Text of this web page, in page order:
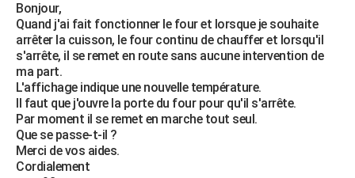
Essais
Réserver un essai
Citadines
Berlines
SUV
Forum auto
+HIGH-TECH
Mobiles
Meilleur smartphone
Internet
Ordinateurs
Jeux vidéo
Guide high-tech
+BRICOLAGE
Forum
Aménagement intérieur
Extérieur
Cuisine
Salle de bains
Jardinage
Rangement
WEEK-END
Guides de France
Escapades
Patrimoine
Expositions
Musées
Week-end nature
+LIFESTYLE
Art de vivre
Bien-être
Loisirs
ModeModes de vie
SANTE
Bonjour,
Quand j'ai fait fonctionner le four et lorsque je souhaite
arrêter la cuisson, le four continu de chauffer et lorsqu'il
s'arrête, il se remet en route sans aucune intervention de
ma part.
L'affichage indique une nouvelle température.
Il faut que j'ouvre la porte du four pour qu'il s'arrête.
Par moment il se remet en marche tout seul.
Que se passe-t-il ?
Merci de vos aides.
Cordialement